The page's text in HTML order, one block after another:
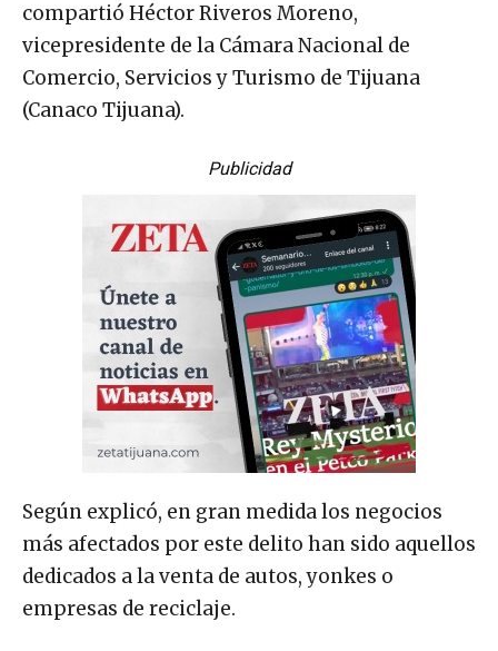
compartió Héctor Riveros Moreno,
vicepresidente de la Cámara Nacional de
Comercio, Servicios y Turismo de Tijuana
(Canaco Tijuana).
Publicidad
Según explicó, en gran medida los negocios
más afectados por este delito han sido aquellos
dedicados a la venta de autos, yonkes o
empresas de reciclaje.